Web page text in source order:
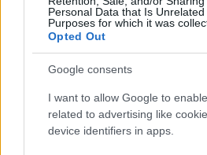
Personal Data that Is
Purposes for which it was
Opted Out
Google consents
I want to allow Google to
related to advertising like
device identifiers in apps.
dominare. Intorno, si limitano
oggetti funzionali, come la
cuccia travel in feltro.
Per narrazioni rapide: un
la spazzolata, un dettaglio dei